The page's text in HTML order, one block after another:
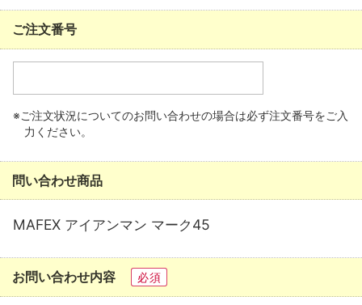
ご注文番号
※ご注文状況についてのお問い合わせの場合は必ず注文番号をご入
力ください。
問い合わせ商品
MAFEX アイアンマン マーク45
お問い合わせ内容 必須